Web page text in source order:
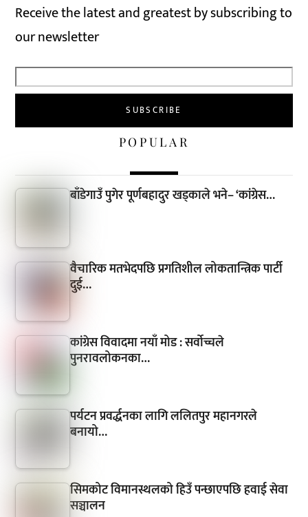
Receive the latest and greatest by subscribing to
our newsletter
POPULAR
बाँडेगाउँ पुगेर पूर्णबहादुर खड्काले भने– ‘कांग्रेस…
वैचारिक मतभेदपछि प्रगतिशील लोकतान्त्रिक पार्टी
दुई…
कांग्रेस विवादमा नयाँ मोड : सर्वोच्चले
पुनरावलोकनका…
पर्यटन प्रवर्द्धनका लागि ललितपुर महानगरले
बनायो…
सिमकोट विमानस्थलको हिउँ पन्छाएपछि हवाई सेवा
सञ्चालन